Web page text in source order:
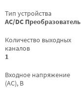
Тип устройства
AC/DC Преобразователь
Количество выходных
каналов
1
Входное напряжение
(AC), В